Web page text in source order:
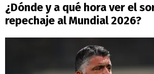
¿Dónde y a qué hora ver el
repechaje al Mundial 2026?